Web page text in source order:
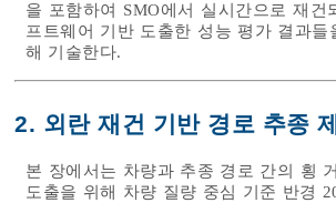
을 포함하여 SMO에서 실시간으로 재
프트웨어 기반 도출한 성능 평가 결과
해 기술한다.
2. 외란 재건 기반 경로 추종
본 장에서는 차량과 추종 경로 간의 횡
도출을 위해 차량 질량 중심 기준 반경